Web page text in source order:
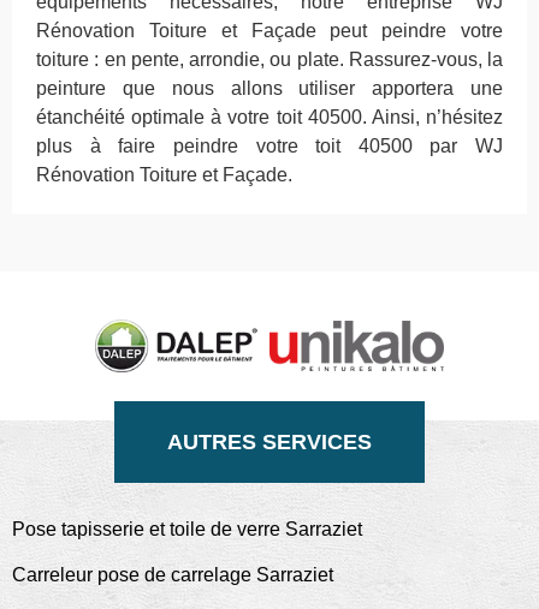
Rénovation Toiture et Façade peut peindre votre
toiture : en pente, arrondie, ou plate. Rassurez-vous, la
peinture que nous allons utiliser apportera une
étanchéité optimale à votre toit 40500. Ainsi, n’hésitez
plus à faire peindre votre toit 40500 par WJ
Rénovation Toiture et Façade.
AUTRES SERVICES
Pose tapisserie et toile de verre Sarraziet
Carreleur pose de carrelage Sarraziet